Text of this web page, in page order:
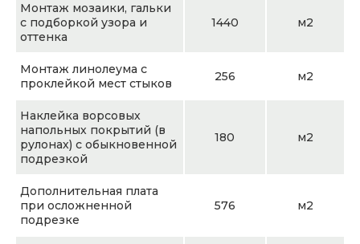
Монтаж мозаики, гальки
с подборкой узора и
оттенка
1440 м2
Монтаж линолеума с
проклейкой мест стыков
256 м2
Наклейка ворсовых
напольных покрытий (в
рулонах) с обыкновенной
подрезкой
180 м2
Дополнительная плата
при осложненной
подрезке
576 м2